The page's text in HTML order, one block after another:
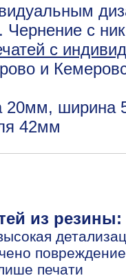
Чернение с
с
и
20мм, ширина
42мм
из резины:
печати